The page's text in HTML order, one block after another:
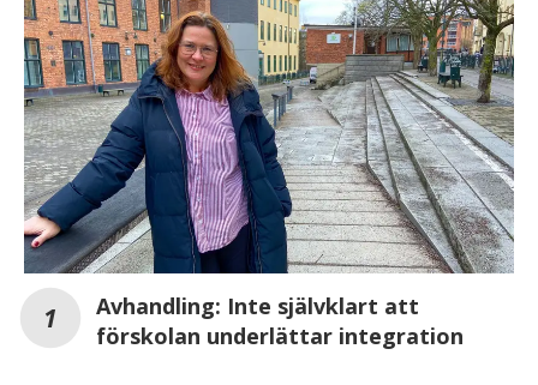
Avhandling: Inte självklart att
förskolan underlättar integration